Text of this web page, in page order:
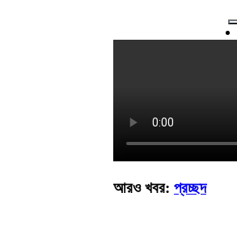
আরও খবর: প্রচ্ছদ